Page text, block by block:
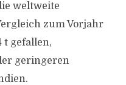
weltweite
zum Vorjahr
t gefallen,
geringeren